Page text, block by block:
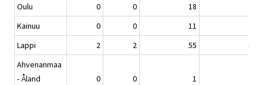
Oulu
0 0 18
Kainuu
0 0 11
Lappi
2 2 55
34
Ahvenanmaa
- Åland
0 0 1